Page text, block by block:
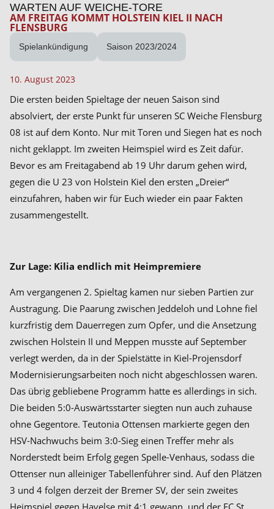
WARTEN AUF WEICHE-TORE
AM FREITAG KOMMT HOLSTEIN KIEL II NACH
FLENSBURG
Spielankündigung Saison 2023/2024
10. August 2023
Die ersten beiden Spieltage der neuen Saison sind
absolviert, der erste Punkt für unseren SC Weiche Flensburg
08 ist auf dem Konto. Nur mit Toren und Siegen hat es noch
nicht geklappt. Im zweiten Heimspiel wird es Zeit dafür.
Bevor es am Freitagabend ab 19 Uhr darum gehen wird,
gegen die U 23 von Holstein Kiel den ersten „Dreier“
einzufahren, haben wir für Euch wieder ein paar Fakten
zusammengestellt.
Zur Lage: Kilia endlich mit Heimpremiere
Am vergangenen 2. Spieltag kamen nur sieben Partien zur
Austragung. Die Paarung zwischen Jeddeloh und Lohne fiel
kurzfristig dem Dauerregen zum Opfer, und die Ansetzung
zwischen Holstein II und Meppen musste auf September
verlegt werden, da in der Spielstätte in Kiel-Projensdorf
Modernisierungsarbeiten noch nicht abgeschlossen waren.
Das übrig gebliebene Programm hatte es allerdings in sich.
Die beiden 5:0-Auswärtsstarter siegten nun auch zuhause
ohne Gegentore. Teutonia Ottensen markierte gegen den
HSV-Nachwuchs beim 3:0-Sieg einen Treffer mehr als
Norderstedt beim Erfolg gegen Spelle-Venhaus, sodass die
Ottenser nun alleiniger Tabellenführer sind. Auf den Plätzen
3 und 4 folgen derzeit der Bremer SV, der sein zweites
Heimspiel gegen Havelse mit 4:1 gewann, und der FC St.